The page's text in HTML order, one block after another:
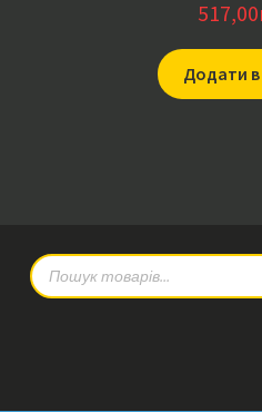
517,00
Додати
Products
search